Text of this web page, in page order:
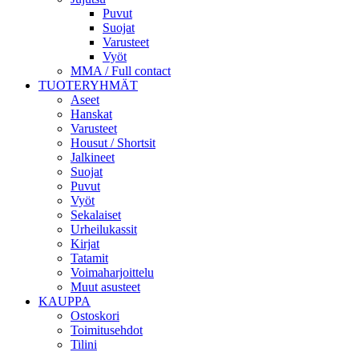
Puvut
Suojat
Varusteet
Vyöt
MMA / Full contact
TUOTERYHMÄT
Aseet
Hanskat
Varusteet
Housut / Shortsit
Jalkineet
Suojat
Puvut
Vyöt
Sekalaiset
Urheilukassit
Kirjat
Tatamit
Voimaharjoittelu
Muut asusteet
KAUPPA
Ostoskori
Toimitusehdot
Tilini